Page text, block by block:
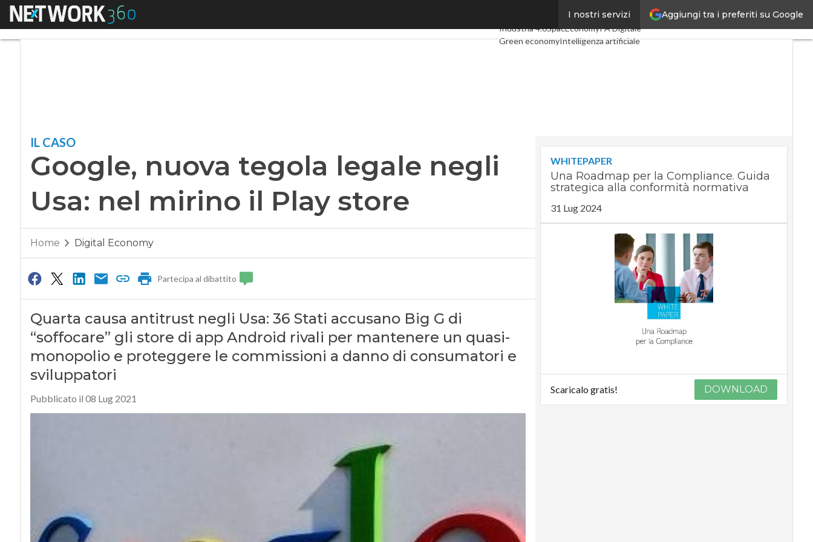
Aggiungi tra i preferiti su Google
I nostri servizi
Menu Digital EconomyTelco
Industria 4.0SpacEconomyPA Digitale
Green economyIntelligenza artificiale
IL CASO
Google, nuova tegola legale negli
Usa: nel mirino il Play store
Home Digital Economy
Partecipa al dibattito
Quarta causa antitrust negli Usa: 36 Stati accusano Big G di
“soffocare” gli store di app Android rivali per mantenere un quasi-
monopolio e proteggere le commissioni a danno di consumatori e
sviluppatori
Pubblicato il 08 Lug 2021
WHITEPAPER
Una Roadmap per la Compliance. Guida
strategica alla conformità normativa
31 Lug 2024
Scaricalo gratis! DOWNLOAD